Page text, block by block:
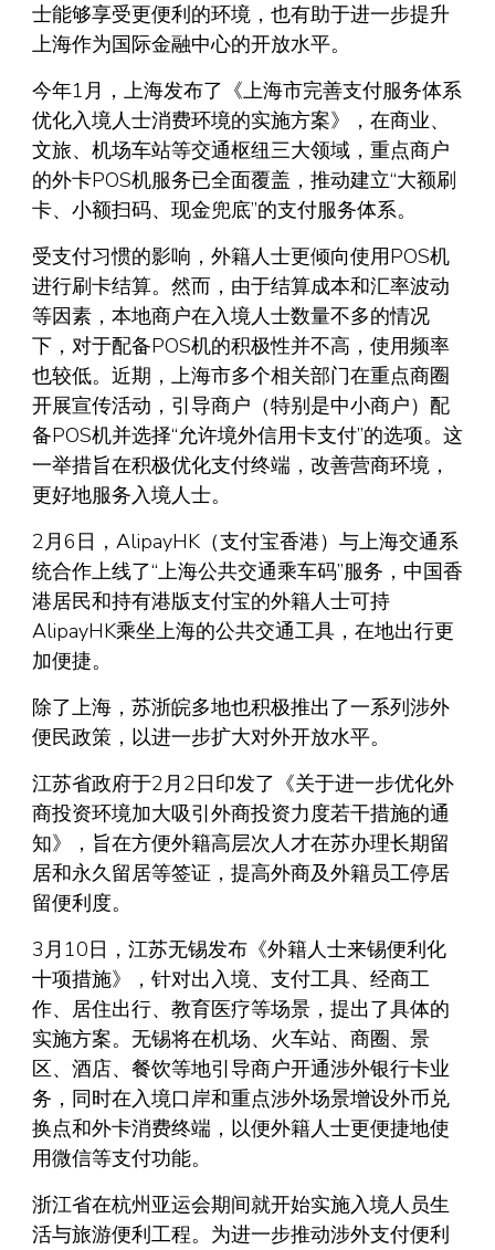
士能够享受更便利的环境，也有助于进一步提升
上海作为国际金融中心的开放水平。
今年1月，上海发布了《上海市完善支付服务体系
优化入境人士消费环境的实施方案》，在商业、
文旅、机场车站等交通枢纽三大领域，重点商户
的外卡POS机服务已全面覆盖，推动建立“大额刷
卡、小额扫码、现金兜底”的支付服务体系。
受支付习惯的影响，外籍人士更倾向使用POS机
进行刷卡结算。然而，由于结算成本和汇率波动
等因素，本地商户在入境人士数量不多的情况
下，对于配备POS机的积极性并不高，使用频率
也较低。近期，上海市多个相关部门在重点商圈
开展宣传活动，引导商户（特别是中小商户）配
备POS机并选择“允许境外信用卡支付”的选项。这
一举措旨在积极优化支付终端，改善营商环境，
更好地服务入境人士。
2月6日，AlipayHK（支付宝香港）与上海交通系
统合作上线了“上海公共交通乘车码”服务，中国香
港居民和持有港版支付宝的外籍人士可持
AlipayHK乘坐上海的公共交通工具，在地出行更
加便捷。
除了上海，苏浙皖多地也积极推出了一系列涉外
便民政策，以进一步扩大对外开放水平。
江苏省政府于2月2日印发了《关于进一步优化外
商投资环境加大吸引外商投资力度若干措施的通
知》，旨在方便外籍高层次人才在苏办理长期留
居和永久留居等签证，提高外商及外籍员工停居
留便利度。
3月10日，江苏无锡发布《外籍人士来锡便利化
十项措施》，针对出入境、支付工具、经商工
作、居住出行、教育医疗等场景，提出了具体的
实施方案。无锡将在机场、火车站、商圈、景
区、酒店、餐饮等地引导商户开通涉外银行卡业
务，同时在入境口岸和重点涉外场景增设外币兑
换点和外卡消费终端，以便外籍人士更便捷地使
用微信等支付功能。
浙江省在杭州亚运会期间就开始实施入境人员生
活与旅游便利工程。为进一步推动涉外支付便利